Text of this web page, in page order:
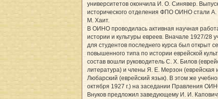
университетов окончила И. О. Синявер.
исторического отделения ФПО ОИНО стали А.
М. Хаит.
В ОИНО проводилась активная научная
истории и культуры евреев. Вначале 1927/28
для студентов последнего курса был открыт
повышенного типа по истории еврейской
состав вошли руководитель С. Х. Билов
литература) и члены Я. Е. Мерзон (еврейская
Любарский (еврейский язык). В этом же
октября 1927 г.) на заседании Правления
Внуков предложил заведующему И. И.